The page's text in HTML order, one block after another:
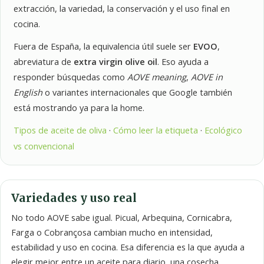
extracción, la variedad, la conservación y el uso final en
cocina.
Fuera de España, la equivalencia útil suele ser EVOO,
abreviatura de extra virgin olive oil. Eso ayuda a
responder búsquedas como AOVE meaning, AOVE in
English o variantes internacionales que Google también
está mostrando ya para la home.
Tipos de aceite de oliva · Cómo leer la etiqueta · Ecológico
vs convencional
Variedades y uso real
No todo AOVE sabe igual. Picual, Arbequina, Cornicabra,
Farga o Cobrançosa cambian mucho en intensidad,
estabilidad y uso en cocina. Esa diferencia es la que ayuda a